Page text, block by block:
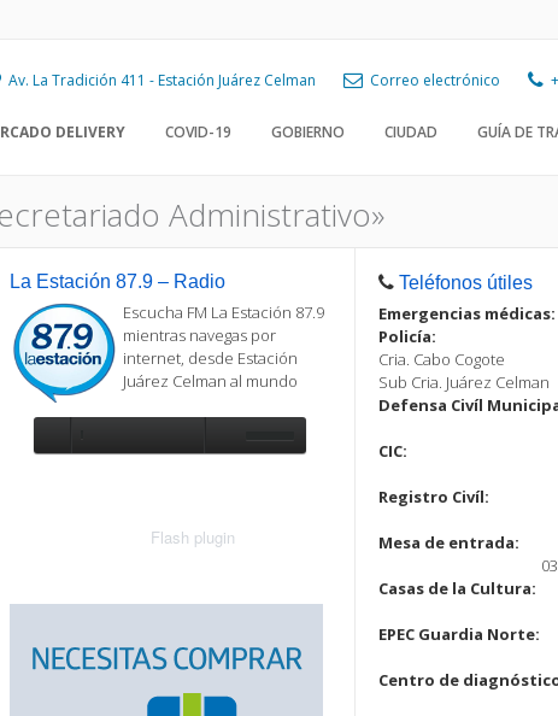
Av. La Tradición 411 - Estación Juárez Celman Correo electrónico
DELIVERY COVID-19 GOBIERNO CIUDAD GUÍA DE
Administrativo»
La Estación 87.9 – Radio
Escucha FM La Estación 87.9
mientras navegas por
internet, desde Estación
Juárez Celman al mundo
Flash plugin
Teléfonos útiles
Emergencias médicas:
Policía:
Cria. Cabo Cogote
Sub Cria. Juárez Celman
Defensa Civíl
CIC:
Registro Civíl:
Mesa de entrada:
Casas de la Cultura:
EPEC Guardia Norte:
Centro de